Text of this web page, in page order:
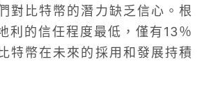
對比特幣的潛力缺乏信心。根
利的信任程度最低，僅有13％
特幣在未來的採用和發展持積